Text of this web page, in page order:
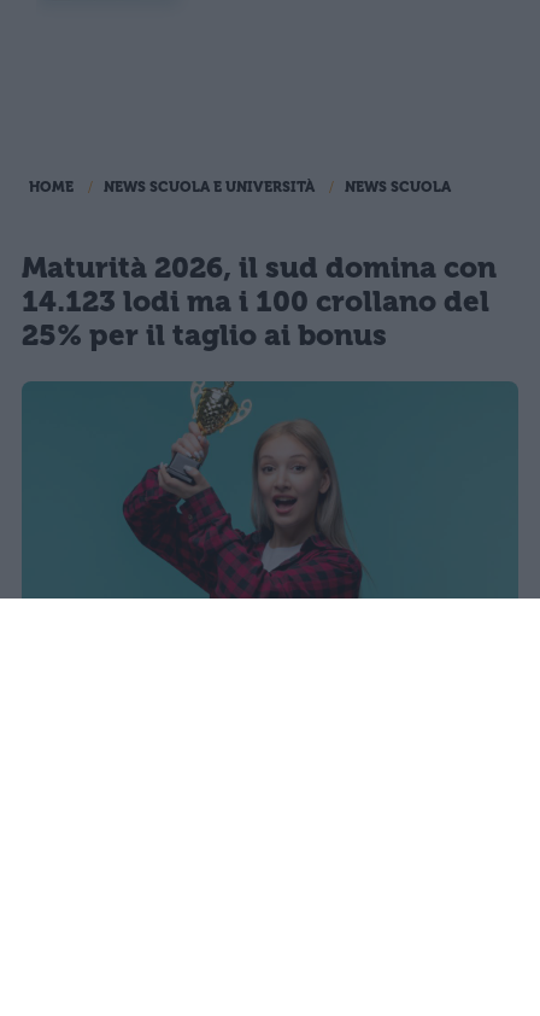
HOME NEWS SCUOLA E UNIVERSITÀ NEWS SCUOLA
Maturità 2026, il sud domina con
14.123 lodi ma i 100 crollano del
25% per il taglio ai bonus